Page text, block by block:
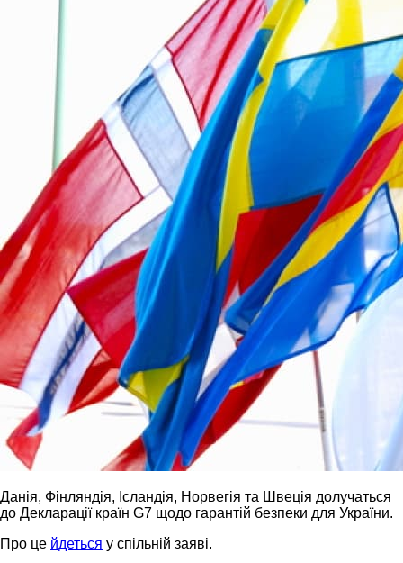
Данія, Фінляндія, Ісландія, Норвегія та Швеція долучаться
до Декларації країн G7 щодо гарантій безпеки для України.
Про це йдеться у спільній заяві.